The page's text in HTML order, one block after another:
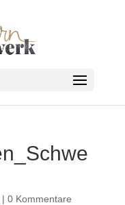
| 0 Kommentare